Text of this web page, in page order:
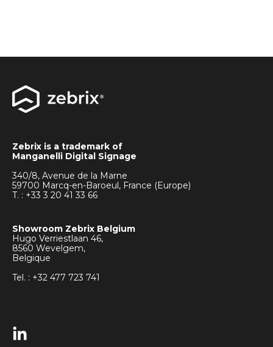
Zebrix is a trademark of
Manganelli Digital Signage
340/8, Avenue de la Marne
59700 Marcq-en-Baroeul, France (Europe)
T. : +333 20 41 33 66
Showroom Zebrix Belgium
Hugo Verriestlaan 46,
8560 Wevelgem,
Belgique
Tel. : +32 477 723 741